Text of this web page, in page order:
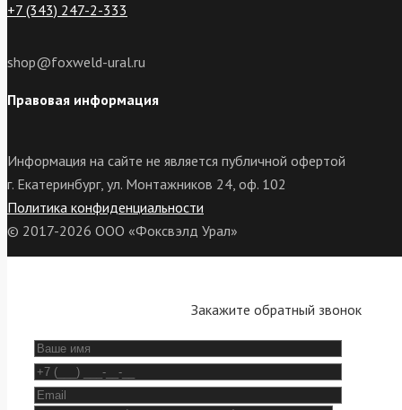
+7 (343) 247-2-333
shop@foxweld-ural.ru
Правовая информация
Информация на сайте не является публичной офертой
г. Екатеринбург, ул. Монтажников 24, оф. 102
Политика конфиденциальности
© 2017-2026 ООО «Фоксвэлд Урал»
Закажите обратный звонок